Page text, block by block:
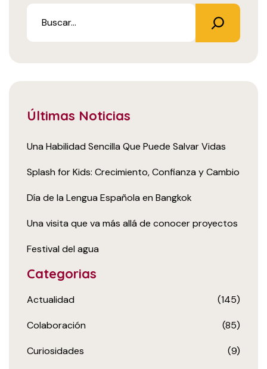
Últimas Noticias
Una Habilidad Sencilla Que Puede Salvar Vidas
Splash for Kids: Crecimiento, Confianza y Cambio
Día de la Lengua Española en Bangkok
Una visita que va más allá de conocer proyectos
Festival del agua
Categorias
Actualidad (145)
Colaboración (85)
Curiosidades (9)